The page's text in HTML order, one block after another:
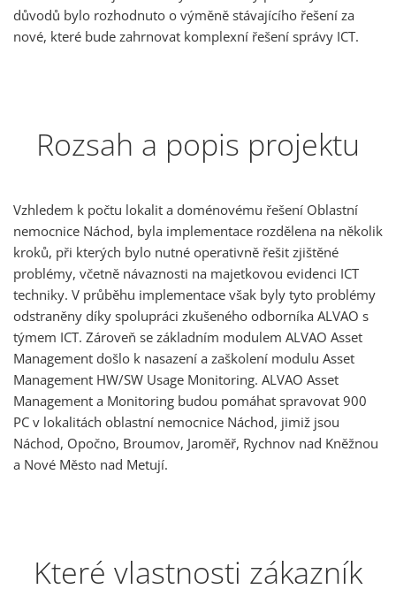
důvodů bylo rozhodnuto o výměně stávajícího řešení za
nové, které bude zahrnovat komplexní řešení správy ICT.
Rozsah a popis projektu
Vzhledem k počtu lokalit a doménovému řešení Oblastní
nemocnice Náchod, byla implementace rozdělena na několik
kroků, při kterých bylo nutné operativně řešit zjištěné
problémy, včetně návaznosti na majetkovou evidenci ICT
techniky. V průběhu implementace však byly tyto problémy
odstraněny díky spolupráci zkušeného odborníka ALVAO s
týmem ICT. Zároveň se základním modulem ALVAO Asset
Management došlo k nasazení a zaškolení modulu Asset
Management HW/SW Usage Monitoring. ALVAO Asset
Management a Monitoring budou pomáhat spravovat 900
PC v lokalitách oblastní nemocnice Náchod, jimiž jsou
Náchod, Opočno, Broumov, Jaroměř, Rychnov nad Kněžnou
a Nové Město nad Metují.
Které vlastnosti zákazník